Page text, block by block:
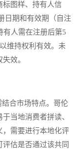
标图样、持有人信
日期和有效期（自注
有人需在注册后第5
维持权利有效。未
效。
合市场特点。哥伦
当地消费者拼读、
，需要进行本地化评
估是否通过该共同